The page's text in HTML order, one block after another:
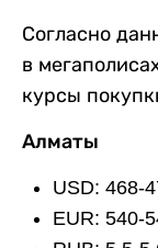
Согласно
в
курсы
Алматы
USD: 468-
EUR: 540-